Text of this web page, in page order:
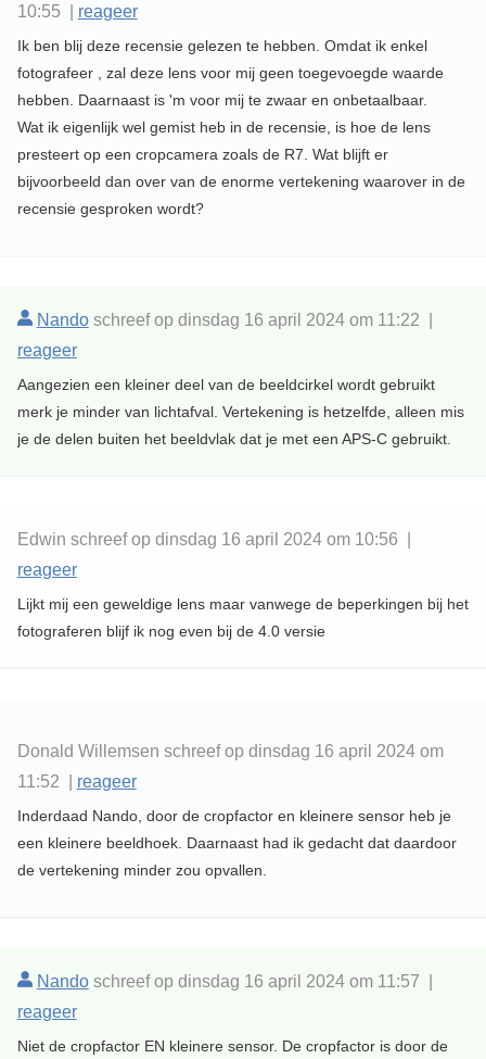
10:55 | reageer
Ik ben blij deze recensie gelezen te hebben. Omdat ik enkel
fotografeer , zal deze lens voor mij geen toegevoegde waarde
hebben. Daarnaast is 'm voor mij te zwaar en onbetaalbaar.
Wat ik eigenlijk wel gemist heb in de recensie, is hoe de lens
presteert op een cropcamera zoals de R7. Wat blijft er
bijvoorbeeld dan over van de enorme vertekening waarover in de
recensie gesproken wordt?
Nandoschreef op dinsdag 16 april 2024 om 11:22 |
reageer
Aangezien een kleiner deel van de beeldcirkel wordt gebruikt
merk je minder van lichtafval. Vertekening is hetzelfde, alleen mis
je de delen buiten het beeldvlak dat je met een APS-C gebruikt.
Edwin schreef op dinsdag 16 april 2024 om 10:56 |
reageer
Lijkt mij een geweldige lens maar vanwege de beperkingen bij het
fotograferen blijf ik nog even bij de 4.0 versie
Donald Willemsen schreef op dinsdag 16 april 2024 om
11:52 | reageer
Inderdaad Nando, door de cropfactor en kleinere sensor heb je
een kleinere beeldhoek. Daarnaast had ik gedacht dat daardoor
de vertekening minder zou opvallen.
Nandoschreef op dinsdag 16 april 2024 om 11:57 |
reageer
Niet de cropfactor EN kleinere sensor. De cropfactor is door de